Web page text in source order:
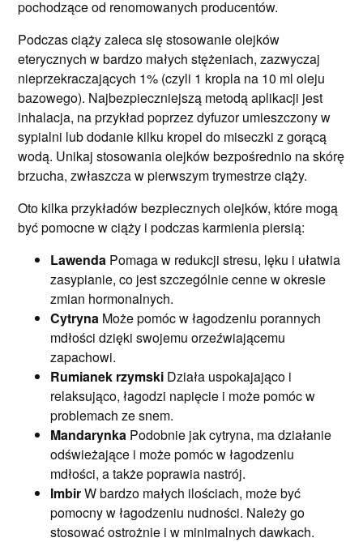
pochodzące od renomowanych producentów.
Podczas ciąży zaleca się stosowanie olejków
eterycznych w bardzo małych stężeniach, zazwyczaj
nieprzekraczających 1% (czyli 1 kropla na 10 ml oleju
bazowego). Najbezpieczniejszą metodą aplikacji jest
inhalacja, na przykład poprzez dyfuzor umieszczony w
sypialni lub dodanie kilku kropel do miseczki z gorącą
wodą. Unikaj stosowania olejków bezpośrednio na skórę
brzucha, zwłaszcza w pierwszym trymestrze ciąży.
Oto kilka przykładów bezpiecznych olejków, które mogą
być pomocne w ciąży i podczas karmienia piersią:
Lawenda Pomaga w redukcji stresu, lęku i ułatwia
zasypianie, co jest szczególnie cenne w okresie
zmian hormonalnych.
Cytryna Może pomóc w łagodzeniu porannych
mdłości dzięki swojemu orzeźwiającemu
zapachowi.
Rumianek rzymski Działa uspokajająco i
relaksująco, łagodzi napięcie i może pomóc w
problemach ze snem.
Mandarynka Podobnie jak cytryna, ma działanie
odświeżające i może pomóc w łagodzeniu
mdłości, a także poprawia nastrój.
ImbirW bardzo małych ilościach, może być
pomocny w łagodzeniu nudności. Należy go
stosować ostrożnie i w minimalnych dawkach.